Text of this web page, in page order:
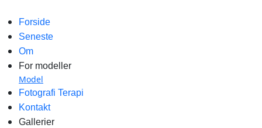
Forside
Seneste
Om
For modeller
Model
Fotografi Terapi
Kontakt
Gallerier